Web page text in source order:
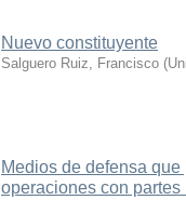
Nuevo constituyente
Salguero Ruiz, Francisco (
Medios de defensa
operaciones con